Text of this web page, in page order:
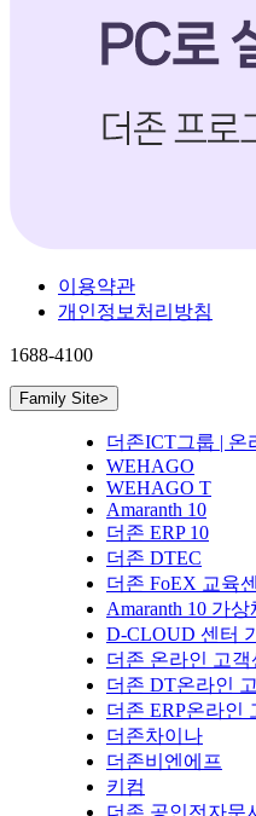
이용약관
개인정보처리방침
1688-4100
Family Site>
더존ICT그룹 | 온
WEHAGO
WEHAGO T
Amaranth 10
더존 ERP 10
더존 DTEC
더존 FoEX 교육
Amaranth 10 가
D-CLOUD 센터
더존 온라인 고객
더존 DT온라인
더존 ERP온라인
더존차이나
더존비엔에프
키컴
더존 공인전자문